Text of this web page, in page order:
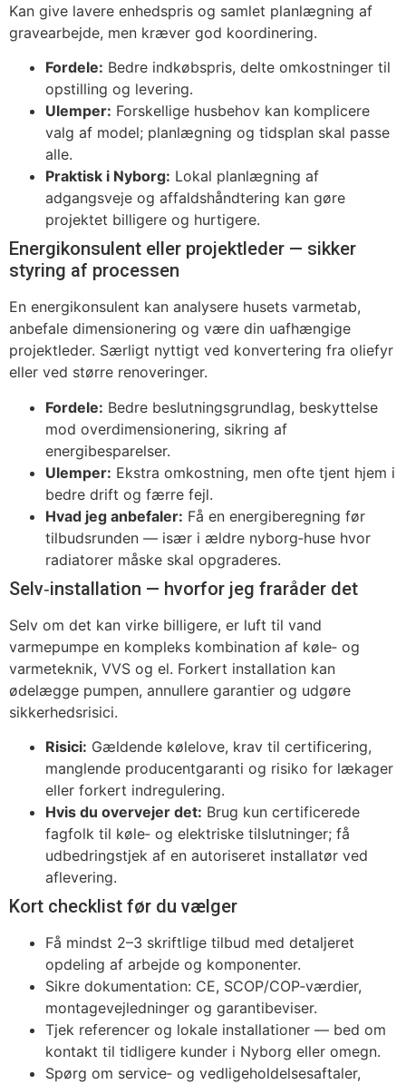
Kan give lavere enhedspris og samlet planlægning af
gravearbejde, men kræver god koordinering.
Fordele: Bedre indkøbspris, delte omkostninger til
opstilling og levering.
Ulemper: Forskellige husbehov kan komplicere
valg af model; planlægning og tidsplan skal passe
alle.
Praktisk i Nyborg: Lokal planlægning af
adgangsveje og affaldshåndtering kan gøre
projektet billigere og hurtigere.
Energikonsulent eller projektleder — sikker
styring af processen
En energikonsulent kan analysere husets varmetab,
anbefale dimensionering og være din uafhængige
projektleder. Særligt nyttigt ved konvertering fra oliefyr
eller ved større renoveringer.
Fordele: Bedre beslutningsgrundlag, beskyttelse
mod overdimensionering, sikring af
energibesparelser.
Ulemper: Ekstra omkostning, men ofte tjent hjem i
bedre drift og færre fejl.
Hvad jeg anbefaler: Få en energiberegning før
tilbudsrunden — især i ældre nyborg‑huse hvor
radiatorer måske skal opgraderes.
Selv‑installation — hvorfor jeg fraråder det
Selv om det kan virke billigere, er luft til vand
varmepumpe en kompleks kombination af køle‑ og
varmeteknik, VVS og el. Forkert installation kan
ødelægge pumpen, annullere garantier og udgøre
sikkerhedsrisici.
Risici: Gældende kølelove, krav til certificering,
manglende producentgaranti og risiko for lækager
eller forkert indregulering.
Hvis du overvejer det: Brug kun certificerede
fagfolk til køle‑ og elektriske tilslutninger; få
udbedringstjek af en autoriseret installatør ved
aflevering.
Kort checklist før du vælger
Få mindst 2–3 skriftlige tilbud med detaljeret
opdeling af arbejde og komponenter.
Sikre dokumentation: CE, SCOP/COP‑værdier,
montagevejledninger og garantibeviser.
Tjek referencer og lokale installationer — bed om
kontakt til tidligere kunder i Nyborg eller omegn.
Spørg om service‑ og vedligeholdelsesaftaler,